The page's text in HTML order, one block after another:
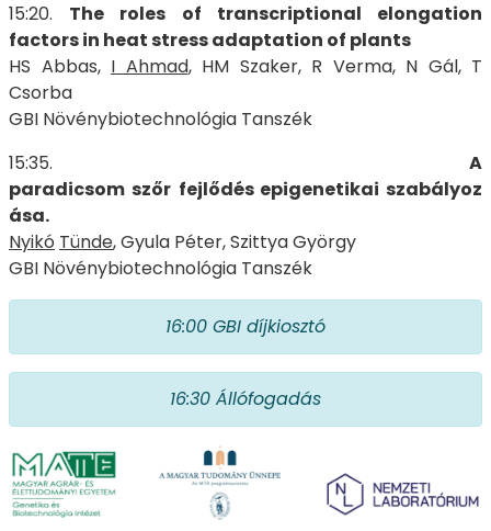
15:20. The roles of transcriptional elongation
factors in heat stress adaptation of plants
HS Abbas, I Ahmad, HM Szaker, R Verma, N Gál, T
Csorba
GBI Növénybiotechnológia Tanszék
15:35. A
paradicsom szőr fejlődésepigenetikai szabályoz
ása.
Nyikó Tünde, Gyula Péter, Szittya György
GBI Növénybiotechnológia Tanszék
16:00 GBI díjkiosztó
16:30 Állófogadás